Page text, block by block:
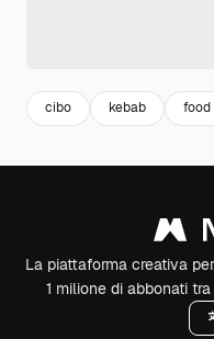
cibo kebab food
La piattaforma creativa
1 milione di abbonati